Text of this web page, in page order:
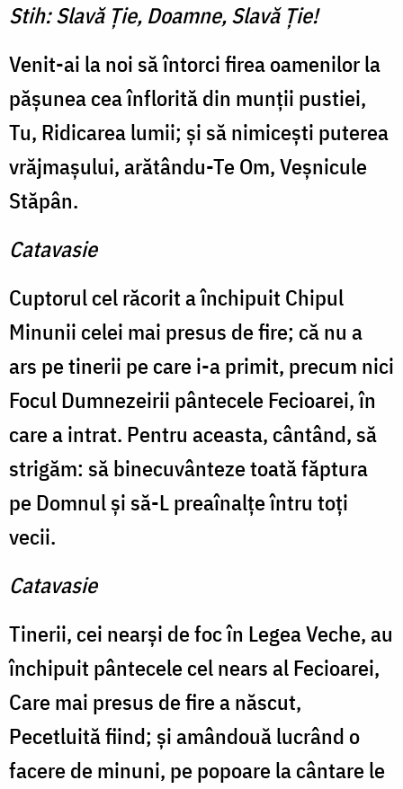
Stih: Slavă Ţie, Doamne, Slavă Ţie!
Venit-ai la noi să întorci firea oamenilor la
păşunea cea înflorită din munţii pustiei,
Tu, Ridicarea lumii; şi să nimiceşti puterea
vrăjmaşului, arătându-Te Om, Veşnicule
Stăpân.
Catavasie
Cuptorul cel răcorit a închipuit Chipul
Minunii celei mai presus de fire; că nu a
ars pe tinerii pe care i-a primit, precum nici
Focul Dumnezeirii pântecele Fecioarei, în
care a intrat. Pentru aceasta, cântând, să
strigăm: să binecuvânteze toată făptura
pe Domnul şi să-L preaînalţe întru toţi
vecii.
Catavasie
Tinerii, cei nearşi de foc în Legea Veche, au
închipuit pântecele cel nears al Fecioarei,
Care mai presus de fire a născut,
Pecetluită fiind; şi amândouă lucrând o
facere de minuni, pe popoare la cântare le